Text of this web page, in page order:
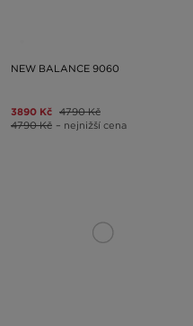
NEW BALANCE 9060
3890 Kč 4790 Kč
4790 Kč – nejnižší cena